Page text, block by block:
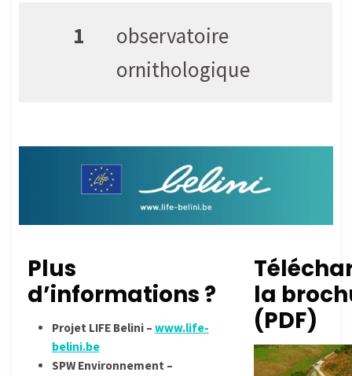
1
observatoire
ornithologique
Plus
d’informations ?
Projet LIFE Belini – www.life-
belini.be
SPW Environnement –
la
(PDF)